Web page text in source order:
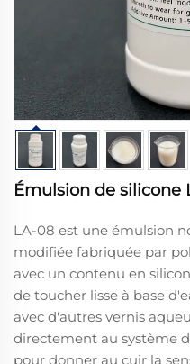
Émulsion de silicone
LA-08 est une émulsion
modifiée fabriquée par
avec un contenu en
de toucher lisse à base
avec d'autres vernis
directement au système
pour donner au cuir la